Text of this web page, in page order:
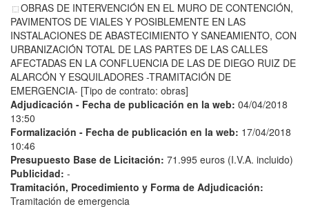
OBRAS DE INTERVENCIÓN EN EL MURO DE CONTENCIÓN,
PAVIMENTOS DE VIALES Y POSIBLEMENTE EN LAS
INSTALACIONES DE ABASTECIMIENTO Y SANEAMIENTO, CON
URBANIZACIÓN TOTAL DE LAS PARTES DE LAS CALLES
AFECTADAS EN LA CONFLUENCIA DE LAS DE DIEGO RUIZ DE
ALARCÓN Y ESQUILADORES -TRAMITACIÓN DE
EMERGENCIA- [Tipo de contrato: obras]
Adjudicación - Fecha de publicación en la web: 04/04/2018
13:50
Formalización - Fecha de publicación en la web: 17/04/2018
10:46
Presupuesto Base de Licitación: 71.995 euros (I.V.A. incluido)
Publicidad: -
Tramitación, Procedimiento y Forma de Adjudicación:
Tramitación de emergencia